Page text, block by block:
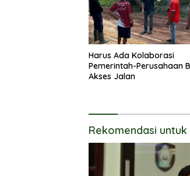
Harus Ada Kolaborasi
Pemerintah-Perusahaan
Akses Jalan
Rekomendasi untuk